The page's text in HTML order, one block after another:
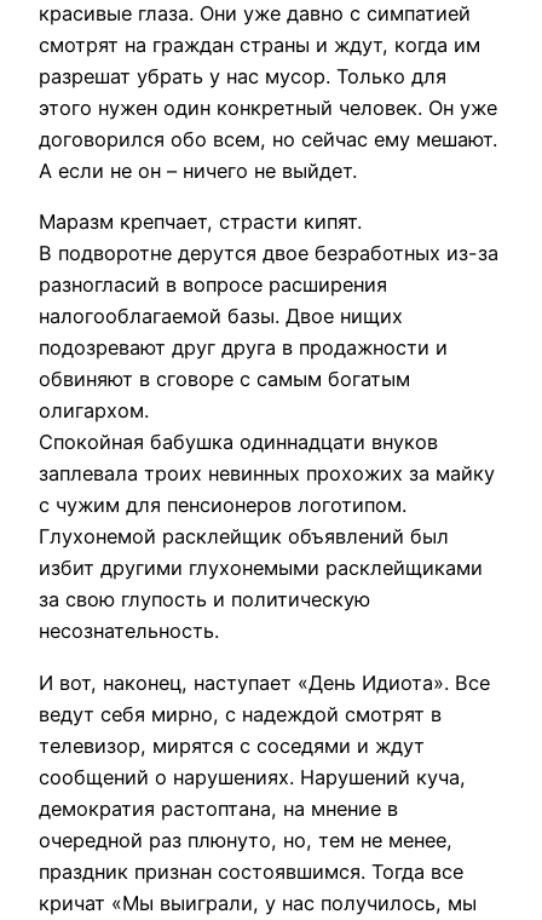
красивые глаза. Они уже давно с симпатией
смотрят на граждан страны и ждут, когда им
разрешат убрать у нас мусор. Только для
этого нужен один конкретный человек. Он уже
договорился обо всем, но сейчас ему мешают.
А если не он – ничего не выйдет.
Маразм крепчает, страсти кипят.
В подворотне дерутся двое безработных из-за
разногласий в вопросе расширения
налогооблагаемой базы. Двое нищих
подозревают друг друга в продажности и
обвиняют в сговоре с самым богатым
олигархом.
Спокойная бабушка одиннадцати внуков
заплевала троих невинных прохожих за майку
с чужим для пенсионеров логотипом.
Глухонемой расклейщик объявлений был
избит другими глухонемыми расклейщиками
за свою глупость и политическую
несознательность.
И вот, наконец, наступает «День Идиота». Все
ведут себя мирно, с надеждой смотрят в
телевизор, мирятся с соседями и ждут
сообщений о нарушениях. Нарушений куча,
демократия растоптана, на мнение в
очередной раз плюнуто, но, тем не менее,
праздник признан состоявшимся. Тогда все
кричат «Мы выиграли, у нас получилось, мы